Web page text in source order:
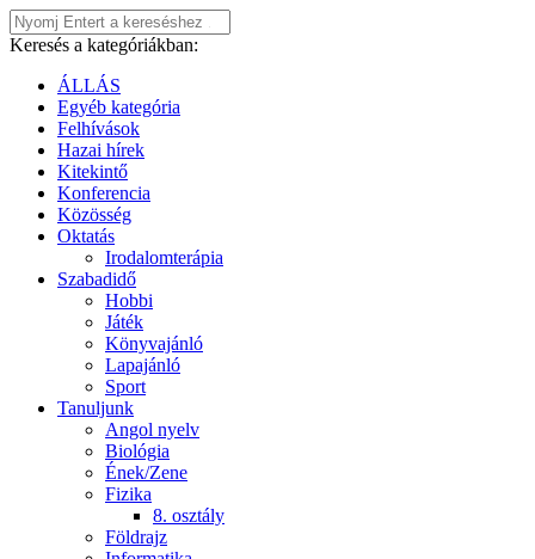
Keresés a kategóriákban:
ÁLLÁS
Egyéb kategória
Felhívások
Hazai hírek
Kitekintő
Konferencia
Közösség
Oktatás
Irodalomterápia
Szabadidő
Hobbi
Játék
Könyvajánló
Lapajánló
Sport
Tanuljunk
Angol nyelv
Biológia
Ének/Zene
Fizika
8. osztály
Földrajz